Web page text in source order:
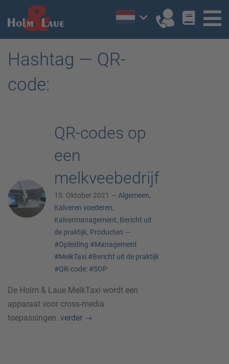
Hashtag — QR-
code:
QR-codes op
een
melkveebedrijf
15. Oktober 2021 — Algemeen,
Kalveren voederen,
Kalvermanagement, Bericht uit
de praktijk, Producten —
#Opleiding #Management
#MelkTaxi #Bericht uit de praktijk
#QR-code: #SOP
De Holm & Laue MelkTaxi wordt een
apparaat voor cross-media
toepassingen. verder →